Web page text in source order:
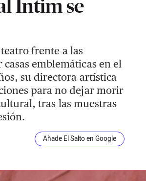
Íntim se
frente a las
emblemáticas en el
su directora artística
para no dejar morir
tras las muestras
Añade El Salto en Google